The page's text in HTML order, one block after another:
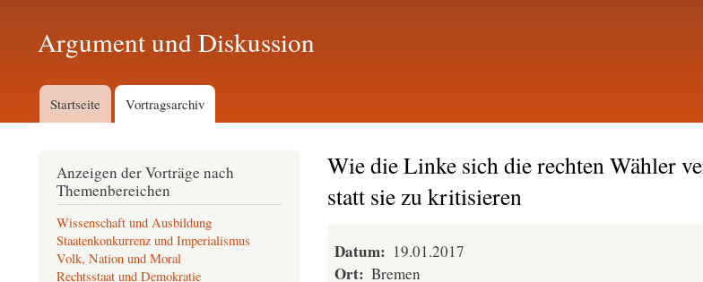
Argument und Diskussion
Hauptmenü
Startseite Vortragsarchiv
Wie die Linke sich die rechten Wähler
statt sie zu kritisieren
Datum 19.01.2017
Ort Bremen
Anzeigen der Vorträge nach
Themenbereichen
Wissenschaft und Ausbildung
Staatenkonkurrenz und Imperialismus
Volk, Nation und Moral
Rechtsstaat und Demokratie